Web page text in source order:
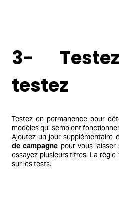
3-
testez
Testez en permanence pour
modèles qui semblent
Ajoutez un jour supplémentaire
de campagne pour vous
essayez plusieurs titres. La
sur les tests.